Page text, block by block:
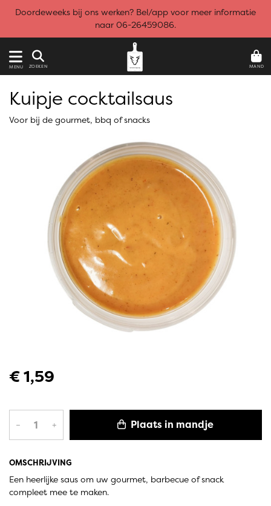
Doordeweeks bij ons werken? Bel/app voor meer informatie
naar 06-26459086.
MENU ZOEKEN MAND
OMSCHRIJVING
Een heerlijke saus om uw gourmet, barbecue of snack
compleet mee te maken.
Kuipje cocktailsaus
Voor bij de gourmet, bbq of snacks
€ 1,59
– + Plaats in mandje